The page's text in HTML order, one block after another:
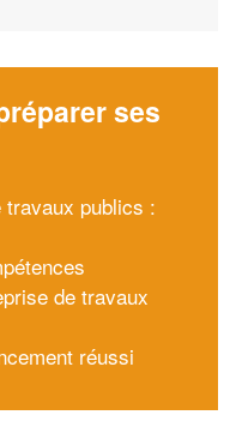
ses
publics :
de travaux
réussi